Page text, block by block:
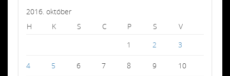
2016. október
H
K S C P S
V
1
2 3
4 5 6 7 8 9 10